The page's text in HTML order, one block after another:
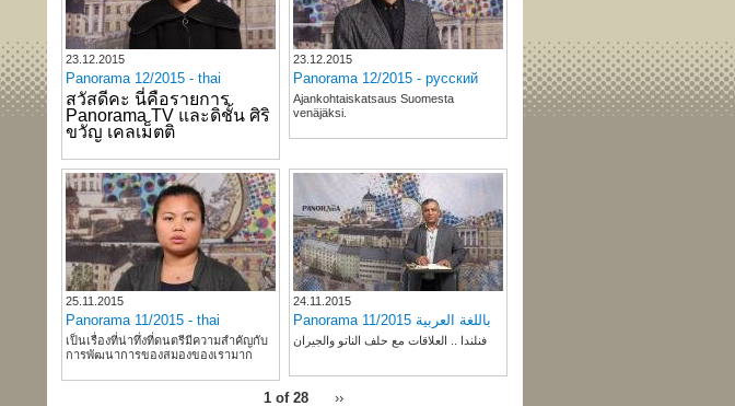
23.12.2015
Panorama 12/2015 - thai
สวัสดีคะ นี่คือรายการ
Panorama TV และดิชั้น ศิริ
ขวัญ เคลเม็ตติ
23.12.2015
Panorama 12/2015 - русский
Ajankohtaiskatsaus Suomesta
venäjäksi.
25.11.2015
Panorama 11/2015 - thai
เป็นเรื่องที่น่าทึ่งที่ดนตรีมีความสำคัญกับ
การพัฒนาการของสมองของเรามาก
24.11.2015
Panorama 11/2015 باللغة العربية
فنلندا .. العلاقات مع حلف الناتو والجيران
1 of 28 ››